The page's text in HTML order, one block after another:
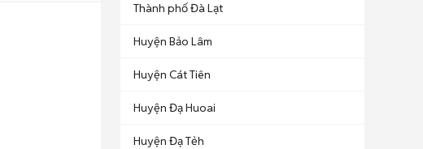
Thành phố Đà Lạt
Huyện Bảo Lâm
Huyện Cát Tiên
Huyện Đạ Huoai
Huyện Đạ Tẻh